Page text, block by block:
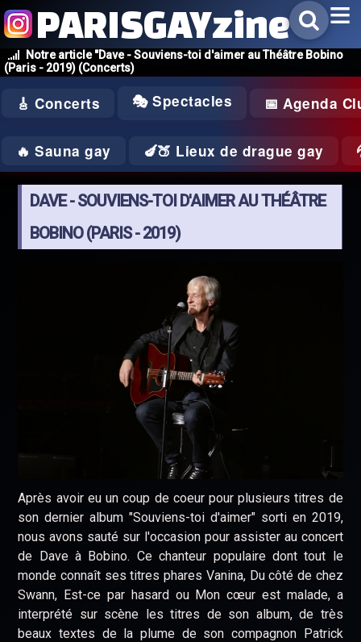
Notre article "Dave - Souviens-toi d'aimer au Théâtre Bobino
(Paris - 2019) (Concerts)
PARISGAYzine
🎸 Concerts 🎭 Spectacles 📅 Agenda
🔥 Sauna gay 🍆🍑 Lieux de drague gay
DAVE - SOUVIENS-TOI D'AIMER AU THÉÂTRE
BOBINO (PARIS - 2019)
Après avoir eu un coup de coeur pour plusieurs titres de
son dernier album "Souviens-toi d'aimer" sorti en 2019,
nous avons sauté sur l'occasion pour assister au concert
de Dave à Bobino. Ce chanteur populaire dont tout le
monde connaît ses titres phares Vanina, Du côté de chez
Swann, Est-ce par hasard ou Mon cœur est malade, a
interprété sur scène les titres de son album, de très
beaux textes de la plume de son compagnon Patrick